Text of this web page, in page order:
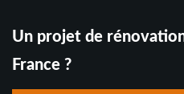
Un projet de
France ?